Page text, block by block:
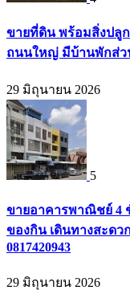
ขายที่ดิน พร้อมสิ่งปลูก
ถนนใหญ่ มีบ้านพักส่วน
29 มิถุนายน 2026
5
ขายอาคารพาณิชย์ 4
ของกิน เดินทางสะดว
0817420943
29 มิถุนายน 2026